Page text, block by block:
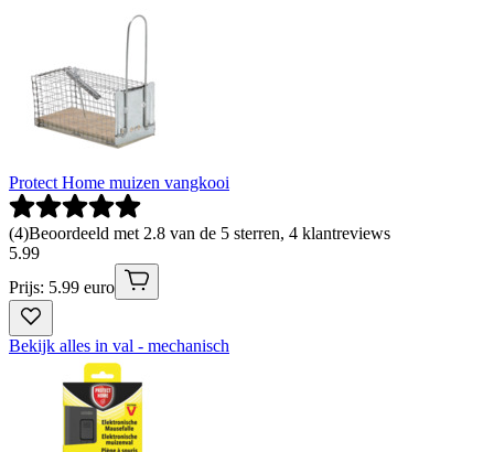
Protect Home muizen vangkooi
(4)Beoordeeld met 2.8 van de 5 sterren, 4 klantreviews
5.99
Prijs: 5.99 euro
Bekijk alles in val - mechanisch